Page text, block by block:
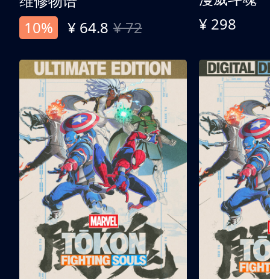
10%
¥ 64.8 ¥ 72
¥ 298